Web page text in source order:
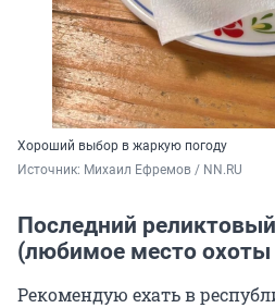
Хороший выбор в жаркую погоду
Источник: Михаил Ефремов / NN.RU
Последний
(любимое место охоты
Рекомендую ехать в